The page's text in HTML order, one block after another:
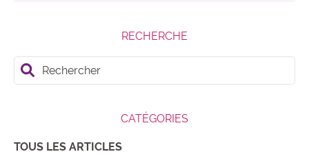
RECHERCHE
Rechercher
CATÉGORIES
TOUS LES ARTICLES